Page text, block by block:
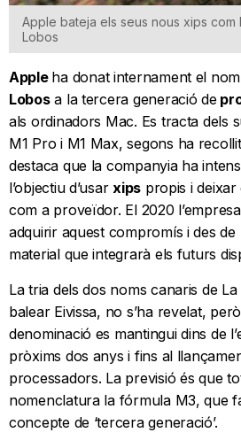
Apple bateja els seus nous xips com
Lobos
Apple ha donat internament el
Lobosa la tercera generació de
als ordinadors Mac. Es tracta dels
M1 Pro i M1 Max, segons ha recollit
destaca que la companyia ha
l’objectiu d’usarxips propis i
com a proveïdor. El 2020
adquirir aquest compromís i des
material que integrarà els futurs
La tria dels dos noms canaris de
balear Eivissa, no s’ha revelat,
denominació es mantingui dins de
pròxims dos anys i fins al
processadors. La previsió és que
nomenclatura la fórmula M3, que
concepte de ‘tercera generació’.